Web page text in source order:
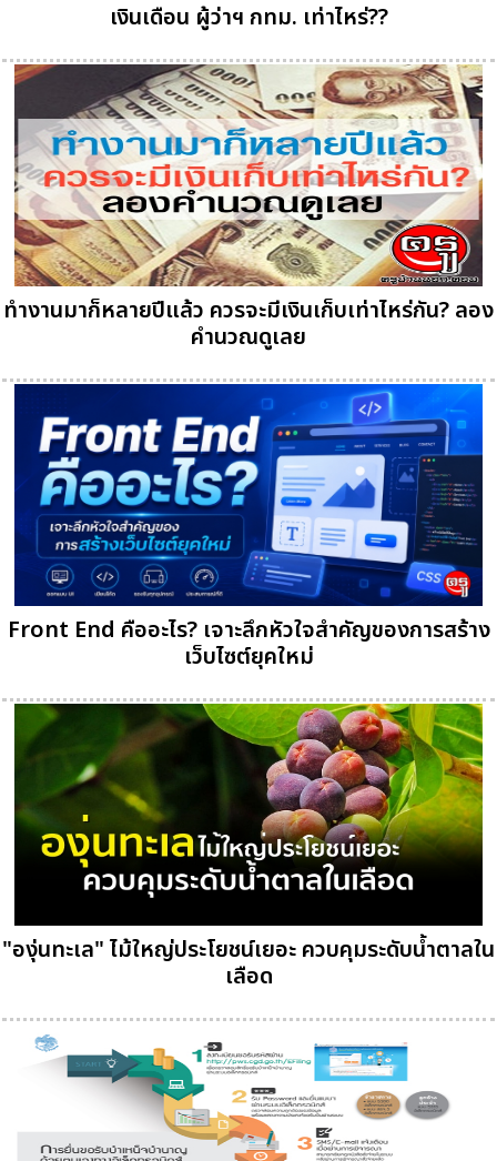
เงินเดือน ผู้ว่าฯ กทม. เท่าไหร่??
ทำงานมาก็หลายปีแล้ว ควรจะมีเงินเก็บเท่าไหร่กัน? ลอง
คำนวณดูเลย
Front End คืออะไร? เจาะลึกหัวใจสำคัญของการสร้าง
เว็บไซต์ยุคใหม่
"องุ่นทะเล" ไม้ใหญ่ประโยชน์เยอะ ควบคุมระดับน้ำตาลใน
เลือด